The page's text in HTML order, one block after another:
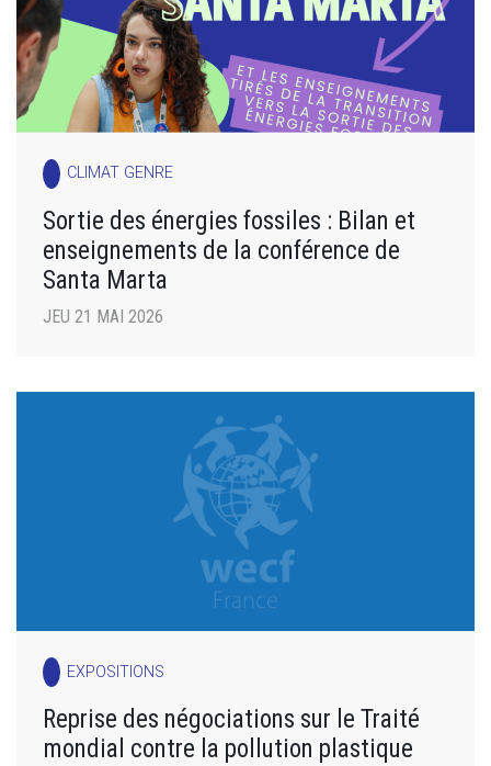
CLIMAT GENRE
Sortie des énergies fossiles : Bilan et
enseignements de la conférence de
Santa Marta
JEU 21 MAI 2026
EXPOSITIONS
Reprise des négociations sur le Traité
mondial contre la pollution plastique